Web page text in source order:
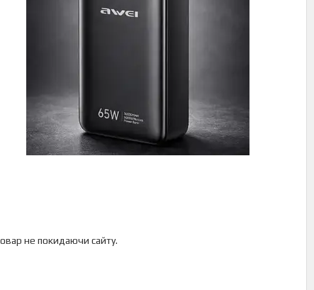
не покидаючи сайту.